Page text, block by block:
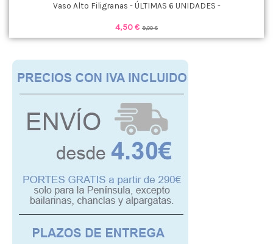
Vaso Alto Filigranas - ÚLTIMAS 6 UNIDADES -
4,50 € 9,00 €